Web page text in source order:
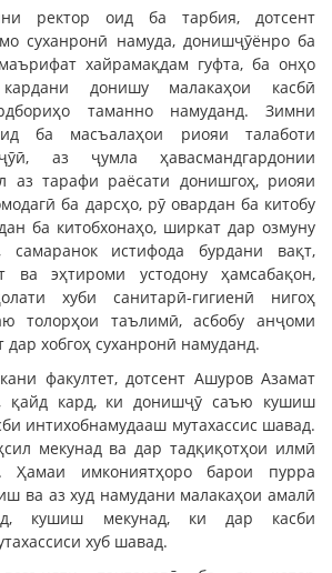
ректор оид ба тарбия, дотсент
суханронӣ намуда, донишҷӯёнро ба
хайрамақдам гуфта, ба онҳо
донишу малакаҳои касбӣ
таманно намуданд. Зимни
ба масъалаҳои риояи талаботи
аз ҷумла ҳавасмандгардонии
аз тарафи раёсати донишгоҳ, риояи
ба дарсҳо, рӯ овардан ба китобу
ба китобхонаҳо, ширкат дар озмуну
самаранок истифода бурдани вақт,
ва эҳтироми устодону ҳамсабақон,
хуби санитарӣ-гигиенӣ нигоҳ
толорҳои таълимӣ, асбобу анҷоми
хобгоҳ суханронӣ намуданд.
факултет, дотсент Ашуров Азамат
қайд кард, ки донишҷӯ саъю кушиш
интихобнамудааш мутахассис шавад.
мекунад ва дар тадқиқотҳои илмӣ
Ҳамаи имкониятҳоро барои пурра
ва аз худ намудани малакаҳои амалӣ
кушиш мекунад, ки дар касби
хуб шавад.